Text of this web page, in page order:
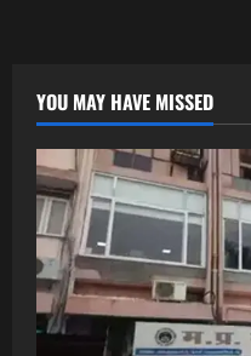
YOU MAY HAVE MISSED